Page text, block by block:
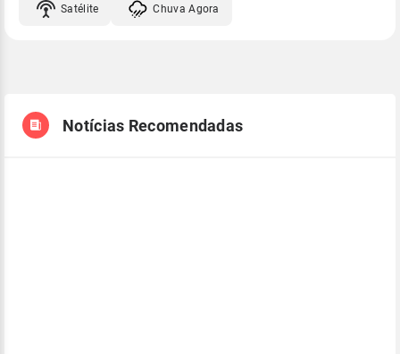
Satélite Chuva Agora
Notícias Recomendadas